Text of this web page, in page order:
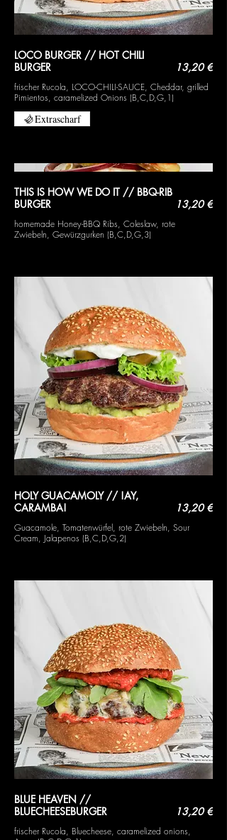
LOCO BURGER // HOT CHILI
BURGER
frischer Rucola, LOCO-CHILI-SAUCE, Cheddar, grilled
Pimientos, caramelized Onions (B,C,D,G,1)
13,20 €
Extrascharf
THIS IS HOW WE DO IT // BBQ-RIB
BURGER
homemade Honey-BBQ Ribs, Coleslaw, rote
Zwiebeln, Gewürzgurken (B,C,D,G,3)
13,20 €
HOLY GUACAMOLY // !AY,
CARAMBA!
Guacamole, Tomatenwürfel, rote Zwiebeln, Sour
Cream, Jalapenos (B,C,D,G,2)
13,20 €
BLUE HEAVEN //
BLUECHEESEBURGER
frischer Rucola, Bluecheese, caramelized onions,
13,20 €